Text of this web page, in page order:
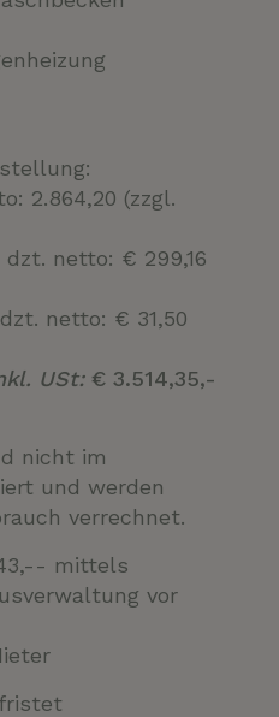
2.864,20 (zzgl.
netto: € 299,16
netto: € 31,50
USt:€ 3.514,35,-
nicht im
und werden
verrechnet.
mittels
vor